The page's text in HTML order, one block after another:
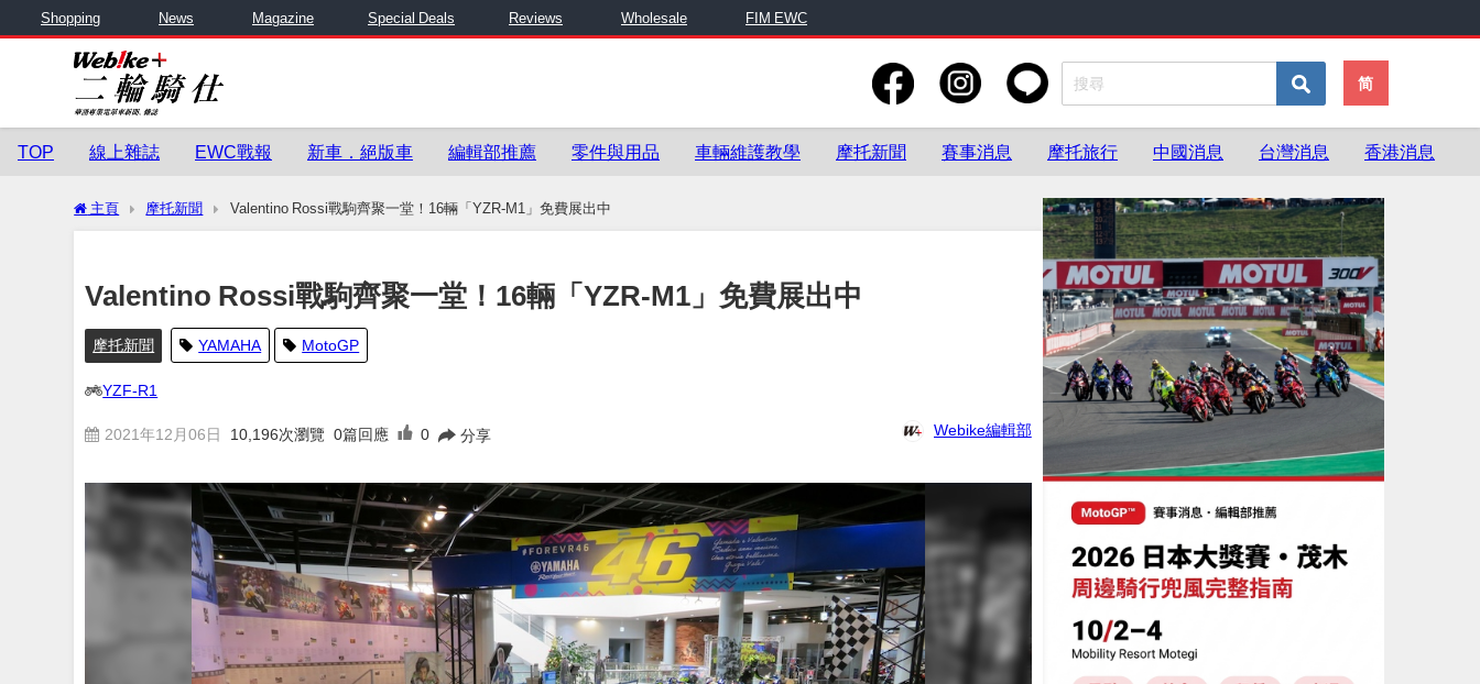
Shopping News Magazine Special Deals Reviews Wholesale FIM EWC
简
TOP 線上雜誌 EWC戰報 新車．絕版車 編輯部推薦 零件與用品 車輛維護教學 摩托新聞 賽事消息 摩托旅行 中國消息 台灣消息 香港消息
主頁 摩托新聞 Valentino Rossi戰駒齊聚一堂！16輛「YZR-M1」免費展出中
Valentino Rossi戰駒齊聚一堂！16輛「YZR-M1」免費展出中
摩托新聞 YAMAHA MotoGP
YZF-R1
2021年12月06日 10,196次瀏覽 0篇回應 0 分享 Webike編輯部